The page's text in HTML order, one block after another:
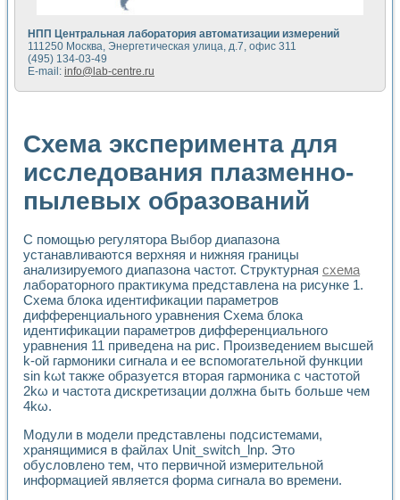
Исследование кинетики движения макрочастиц в
Метод прогнозирования свойств дисперсных продуктов
Недорогая система управления сверхпроводящим
Применение технологий NI в курсе экспериментальной
Расчет переноса аэрозоля и выпадения осадка в
Применение NI VISION для геометрического анализа в
Система температурной стабилизации
Управление движением с помощью программно -
Определение параметров всплывающих газовых
Система управления асинхронным тиристорным
Применение средств NATIONAL INSTRUMENTS для
Разработка автоматизированного стенда для
Автоматизированный стенд рентгеновской диагностики
Высокочувствительные оптоэлектронные
Установка для измерения диэлектрических свойств
Исследование кинетики зарождения и развития
Лабораторный электрический импедансный томограф на
Микрозондовая система для характеризации
Метод траекторий в исследовании
Промышленная автоматизация
Использование систем технического зрения для контроля
Исследование электромагнитных переходных процессов
Применение LabVIEW при разработке обучающих
Разработка виртуальных тренажеров путем
НПП Центральная лаборатория автоматизации измерений
111250 Москва, Энергетическая улица, д.7, офис 311
(495) 134-03-49
E-mail: info@lab-centre.ru
Схема эксперимента для
исследования плазменно-
пылевых образований
С помощью регулятора Выбор диапазона
устанавливаются верхняя и нижняя границы
анализируемого диапазона частот. Структурная схема
лабораторного практикума представлена на рисунке 1.
Схема блока идентификации параметров
дифференциального уравнения Схема блока
идентификации параметров дифференциального
уравнения 11 приведена на рис. Произведением высшей
k-ой гармоники сигнала и ее вспомогательной функции
sin kωt также образуется вторая гармоника с частотой
2kω и частота дискретизации должна быть больше чем
4kω.
Модули в модели представлены подсистемами,
хранящимися в файлах Unit_switch_lnp. Это
обусловлено тем, что первичной измерительной
информацией является форма сигнала во времени.